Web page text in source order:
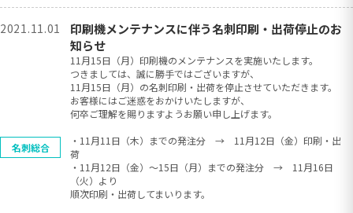
す。ぜひ、ご来場ください。
展示会： 大阪勧業展2023
会 期： 2023年10月18日(水）～19日（木）
時 間： 18日 10:00～17:00
19日 09:30～16:00
会 場： マイドームおおさか（大阪府大阪市中央区本町橋
２−５）
ブース： 3F B-05
製 品： 法人向け名刺ASPサービス「法人e名刺」
2021.11.01
印刷機メンテナンスに伴う名刺印刷・出荷停止のお
知らせ
11月15日（月）印刷機のメンテナンスを実施いたします。
つきましては、誠に勝手ではございますが、
11月15日（月）の名刺印刷・出荷を停止させていただきます。
お客様にはご迷惑をおかけいたしますが、
何卒ご理解を賜りますようお願い申し上げます。
・11月11日（木）までの発注分 → 11月12日（金）印刷・出
荷
・11月12日（金）～15日（月）までの発注分 → 11月16日
（火）より
順次印刷・出荷してまいります。
名刺総合